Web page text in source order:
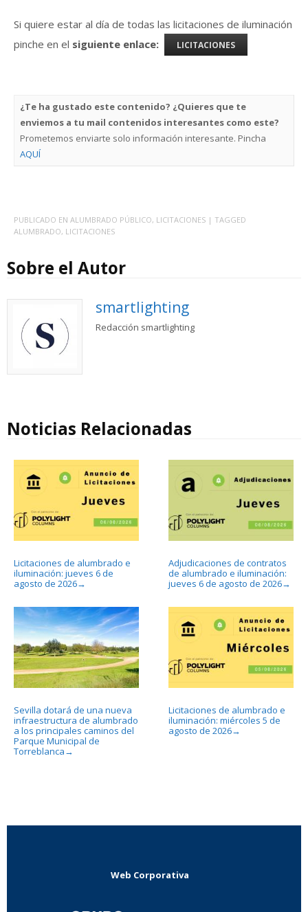
Si quiere estar al día de todas las licitaciones de iluminación
pinche en el siguiente enlace: LICITACIONES
¿Te ha gustado este contenido? ¿Quieres que te
enviemos a tu mail contenidos interesantes como este?
Prometemos enviarte solo información interesante. Pincha
AQUÍ
PUBLICADO EN ALUMBRADO PÚBLICO, LICITACIONES | TAGGED
ALUMBRADO, LICITACIONES
Sobre el Autor
smartlighting
Redacción smartlighting
Noticias Relacionadas
Licitaciones de alumbrado e
iluminación: jueves 6 de
agosto de 2026→
Adjudicaciones de contratos
de alumbrado e iluminación:
jueves 6 de agosto de 2026→
Sevilla dotará de una nueva
infraestructura de alumbrado
a los principales caminos del
Parque Municipal de
Torreblanca →
Licitaciones de alumbrado e
iluminación: miércoles 5 de
agosto de 2026→
Web Corporativa